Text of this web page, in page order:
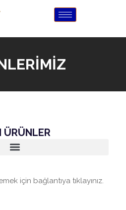
için bağlantıya tıklayınız.
ÜRÜNLER